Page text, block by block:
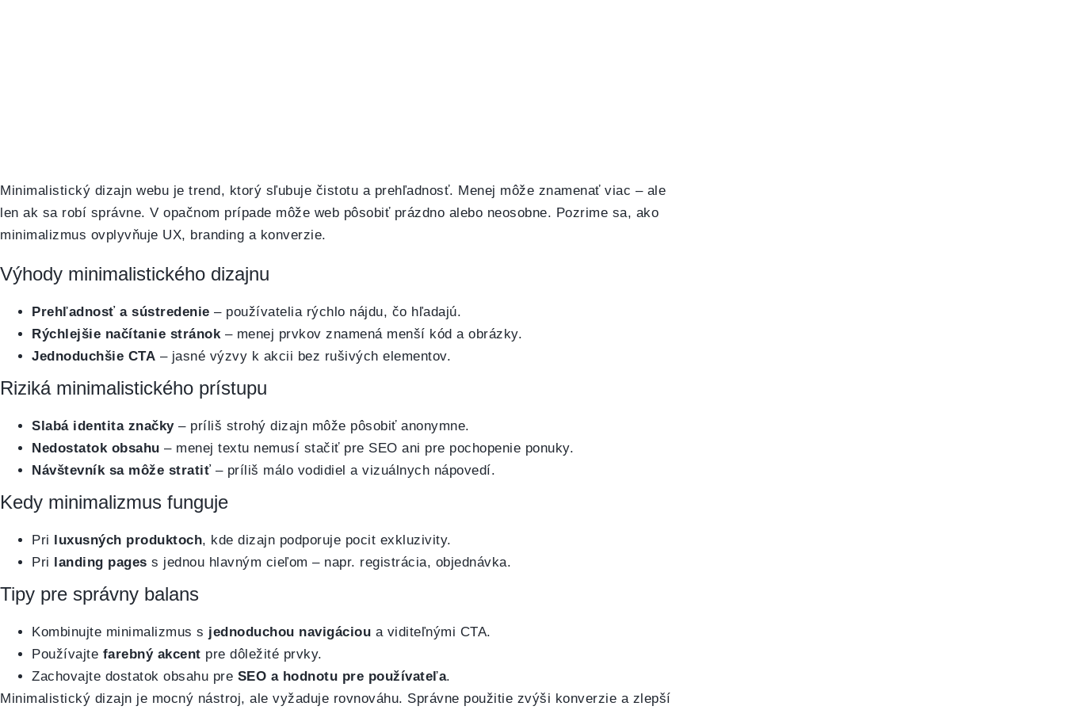
Minimalistický dizajn webu je trend, ktorý sľubuje čistotu a prehľadnosť. Menej môže znamenať viac – ale
len ak sa robí správne. V opačnom prípade môže web pôsobiť prázdno alebo neosobne. Pozrime sa, ako
minimalizmus ovplyvňuje UX, branding a konverzie.
Výhody minimalistického dizajnu
Prehľadnosť a sústredenie – používatelia rýchlo nájdu, čo hľadajú.
Rýchlejšie načítanie stránok– menej prvkov znamená menší kód a obrázky.
Jednoduchšie CTA – jasné výzvy k akcii bez rušivých elementov.
Riziká minimalistického prístupu
Slabá identita značky– príliš strohý dizajn môže pôsobiť anonymne.
Nedostatok obsahu – menej textu nemusí stačiť pre SEO ani pre pochopenie ponuky.
Návštevník sa môže stratiť– príliš málo vodidiel a vizuálnych nápovedí.
Kedy minimalizmus funguje
Pri luxusných produktoch, kde dizajn podporuje pocit exkluzivity.
Pri landing pages s jednou hlavným cieľom – napr. registrácia, objednávka.
Tipy pre správny balans
Kombinujte minimalizmus s jednoduchou navigáciou a viditeľnými CTA.
Používajte farebný akcent pre dôležité prvky.
Zachovajte dostatok obsahu pre SEO a hodnotu pre používateľa.
Minimalistický dizajn je mocný nástroj, ale vyžaduje rovnováhu. Správne použitie zvýši konverzie a zlepší